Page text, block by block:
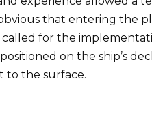
that entering the
called for the
on the ship’s
to the surface.